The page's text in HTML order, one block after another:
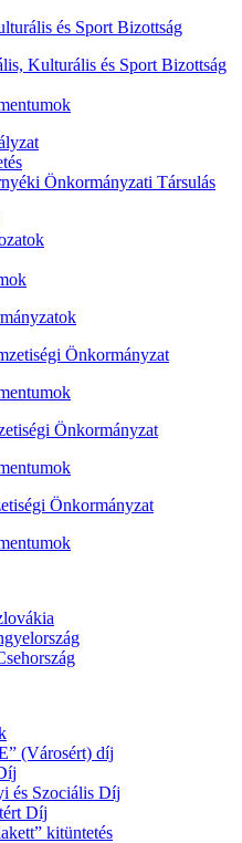
és Sport Bizottság
Kulturális és Sport Bizottság
Önkormányzati Társulás
Önkormányzat
Önkormányzat
Önkormányzat
(Városért) díj
és Szociális Díj
Díj
kitüntetés